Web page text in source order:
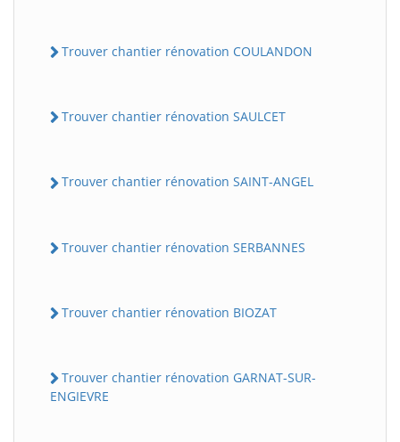
Trouver chantier rénovation COULANDON
Trouver chantier rénovation SAULCET
Trouver chantier rénovation SAINT-ANGEL
Trouver chantier rénovation SERBANNES
Trouver chantier rénovation BIOZAT
Trouver chantier rénovation GARNAT-SUR-
ENGIEVRE